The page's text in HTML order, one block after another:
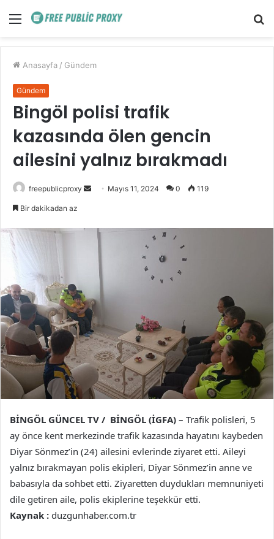
Menü
Anasayfa / Gündem
Gündem
Bingöl polisi trafik
kazasında ölen gencin
ailesini yalnız bırakmadı
freepublicproxy
Bir
göndermek
Mayıs 11, 2024 0 119
Bir dakikadan az
BİNGÖL GÜNCEL TV / BİNGÖL (İGFA) – Trafik polisleri, 5
ay önce kent merkezinde trafik kazasında hayatını kaybeden
Diyar Sönmez’in (24) ailesini evlerinde ziyaret etti. Aileyi
yalnız bırakmayan polis ekipleri, Diyar Sönmez’in anne ve
babasıyla da sohbet etti. Ziyaretten duydukları memnuniyeti
dile getiren aile, polis ekiplerine teşekkür etti.
Kaynak : duzgunhaber.com.tr